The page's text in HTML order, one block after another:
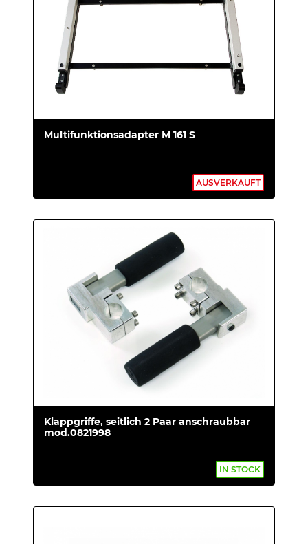
Multifunktionsadapter M 161 S
AUSVERKAUFT
Klappgriffe, seitlich 2 Paar anschraubbar
mod.0821998
IN STOCK